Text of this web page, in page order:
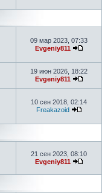
09 мар 2023, 07:33
Evgeniy811
19 июн 2026, 18:22
Evgeniy811
10 сен 2018, 02:14
Freakazoid
21 сен 2023, 08:10
Evgeniy811